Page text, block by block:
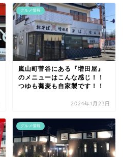
グルメ情報
嵐山町菅谷にある『増田屋』
のメニューはこんな感じ！！
つゆも蕎麦も自家製です！！
2024年1月23日
グルメ情報